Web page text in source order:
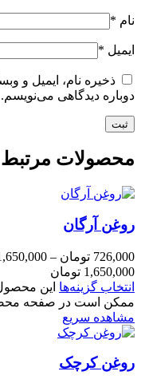
نام *
ایمیل *
ذخیره نام، ایمیل و
دوباره دیدگاهی می‌نویسم.
محصولات مرتبط
روغن آرگان
726,000 تومان –
1,650,000 تومان
انتخاب گزینه‌ها این
ممکن است در صفحه
مشاهده سریع
روغن کرچک